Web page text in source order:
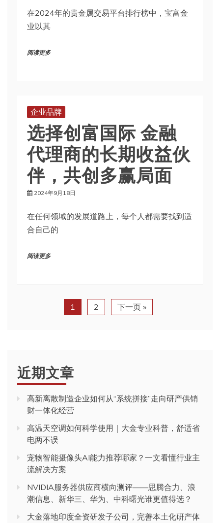
在2024年的贵金属交易平台排行榜中，宝富金
业以其
阅读更多
企业品牌
选择创富国际 金融
代理商的长期收益伙
伴，共创多赢局面
2024年9月18日
在任何领域的发展道路上，每个人都需要找到适
合自己的
阅读更多
1 2 下一页 »
近期文章
高新离散制造企业如何从“系统拼接”走向研产供销
财一体化经营
高温天空调如何科学使用｜大金专业科普，舒适省
电两不误
宠物智能摄像头AI能力推荐哪家？一文看懂行业主
流解决方案
NVIDIA服务器供应商横向测评——思腾合力、浪
潮信息、新华三、华为、中科曙光谁更值得选？
大金落地印度全资研发子公司，完善本土化研产体